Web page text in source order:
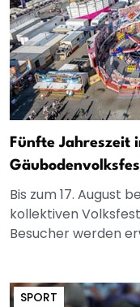
Fünfte Jahreszeit
Bis zum 17. August
kollektiven
Besucher werden
SPORT